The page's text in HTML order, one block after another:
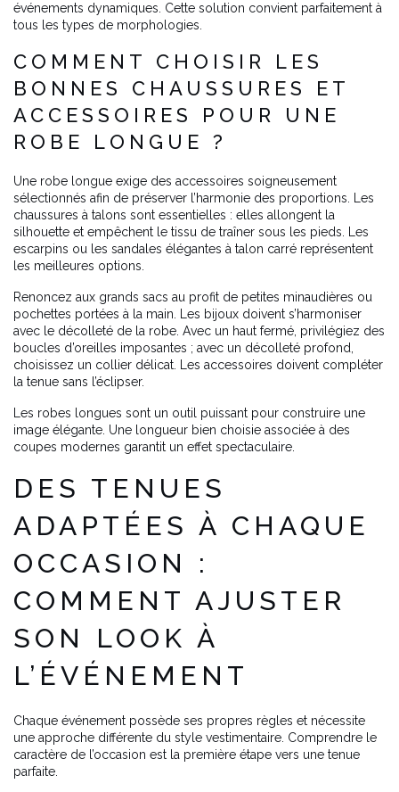
événements dynamiques. Cette solution convient parfaitement à
tous les types de morphologies.
COMMENT CHOISIR LES
BONNES CHAUSSURES ET
ACCESSOIRES POUR UNE
ROBE LONGUE ?
Une robe longue exige des accessoires soigneusement
sélectionnés afin de préserver l’harmonie des proportions. Les
chaussures à talons sont essentielles : elles allongent la
silhouette et empêchent le tissu de traîner sous les pieds. Les
escarpins ou les sandales élégantes à talon carré représentent
les meilleures options.
Renoncez aux grands sacs au profit de petites minaudières ou
pochettes portées à la main. Les bijoux doivent s’harmoniser
avec le décolleté de la robe. Avec un haut fermé, privilégiez des
boucles d’oreilles imposantes ; avec un décolleté profond,
choisissez un collier délicat. Les accessoires doivent compléter
la tenue sans l’éclipser.
Les robes longues sont un outil puissant pour construire une
image élégante. Une longueur bien choisie associée à des
coupes modernes garantit un effet spectaculaire.
DES TENUES
ADAPTÉES À CHAQUE
OCCASION :
COMMENT AJUSTER
SON LOOK À
L’ÉVÉNEMENT
Chaque événement possède ses propres règles et nécessite
une approche différente du style vestimentaire. Comprendre le
caractère de l’occasion est la première étape vers une tenue
parfaite.